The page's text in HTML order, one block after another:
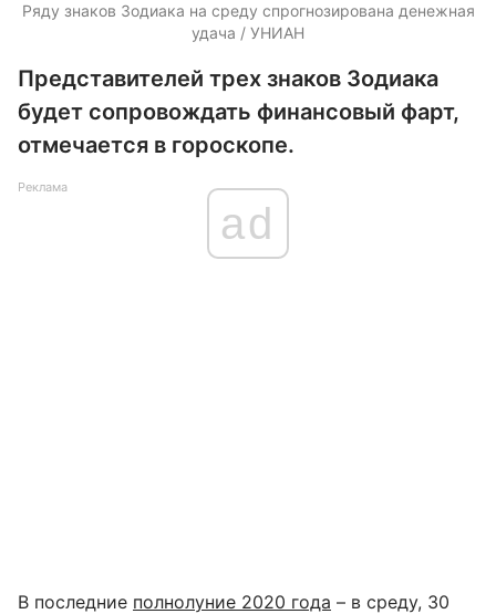
Ряду знаков Зодиака на среду спрогнозирована денежная
удача / УНИАН
Представителей трех знаков Зодиака
будет сопровождать финансовый фарт,
отмечается в гороскопе.
Реклама
ad
В последние полнолуние 2020 года – в среду, 30